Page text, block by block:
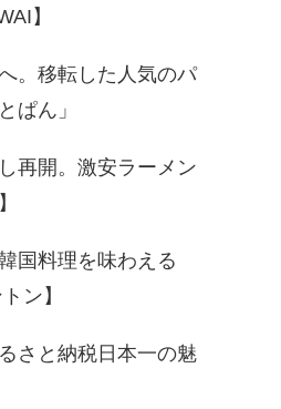
】
。移転した人気のパ
ぱん」
再開。激安ラーメン
国料理を味わえる
ン】
さと納税日本一の魅